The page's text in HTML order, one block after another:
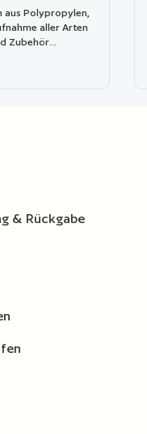
aus Polypropylen,
aller Arten
Zubehör
werden.
& Rückgabe